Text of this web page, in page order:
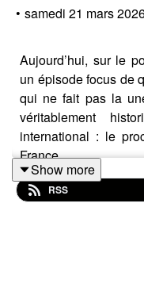
• samedi 21 mars
Aujourd’hui, sur le
un épisode focus de
qui ne fait pas la
véritablement
international : le
France.
Nous avions déjà
publié il y a quelque
Show more
RSS